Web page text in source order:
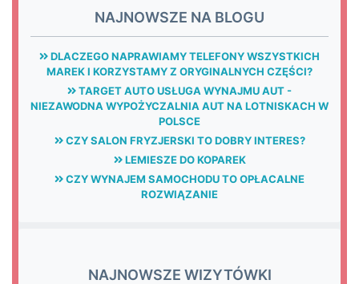
NAJNOWSZE NA BLOGU
DLACZEGO NAPRAWIAMY TELEFONY WSZYSTKICH
MAREK I KORZYSTAMY Z ORYGINALNYCH CZĘŚCI?
TARGET AUTO USŁUGA WYNAJMU AUT -
NIEZAWODNA WYPOŻYCZALNIA AUT NA LOTNISKACH W
POLSCE
CZY SALON FRYZJERSKI TO DOBRY INTERES?
LEMIESZE DO KOPAREK
CZY WYNAJEM SAMOCHODU TO OPŁACALNE
ROZWIĄZANIE
NAJNOWSZE WIZYTÓWKI